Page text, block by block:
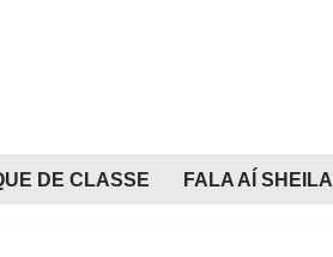
DE CLASSE FALA AÍ SHEILA